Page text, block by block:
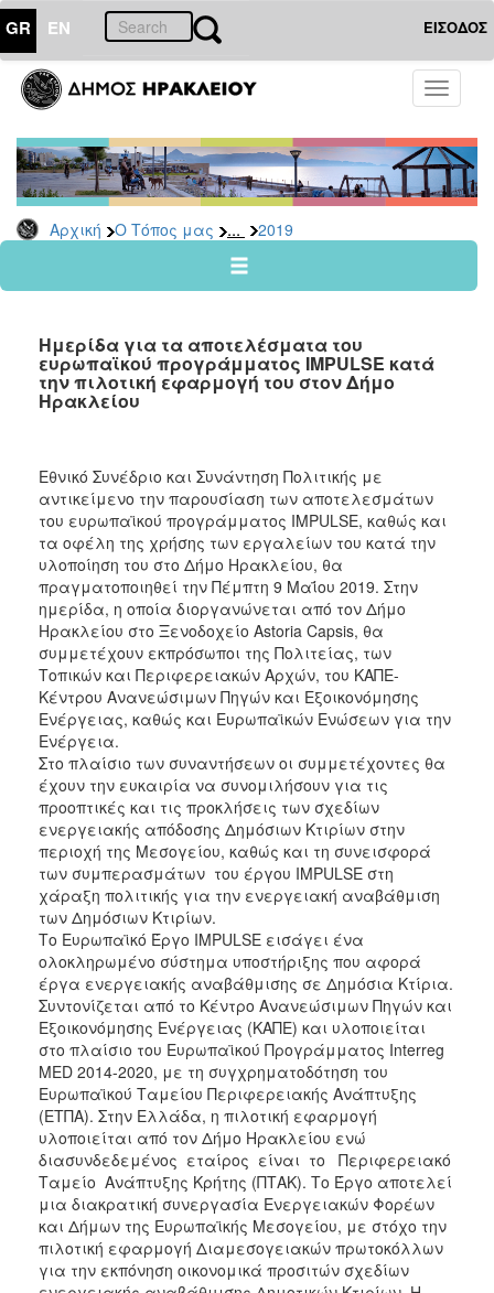
GR EN ΕΙΣΟΔΟΣ
Toggle
Αρχική Ο Τόπος μας ... 2019
ΤΟΠΟΣ
ΜΑΣ
Ανακοινώσεις
Αρχείο
2026
2024
2022
2021
2018
2017
2016
2015
2012
2011
ΔΗΜΟΣ
ΠΟΛΙΤΙΣΜΟΣ
ΑΝΘΕΚΤΙΚΗ
ΠΟΛΗ
Ημερίδα για τα αποτελέσματα του
ευρωπαϊκού προγράμματος IMPULSE κατά
την πιλοτική εφαρμογή του στον Δήμο
Ηρακλείου
Εθνικό Συνέδριο και Συνάντηση Πολιτικής με
αντικείμενο την παρουσίαση των αποτελεσμάτων
του ευρωπαϊκού προγράμματος IMPULSE, καθώς και
τα οφέλη της χρήσης των εργαλείων του κατά την
υλοποίηση του στο Δήμο Ηρακλείου, θα
πραγματοποιηθεί την Πέμπτη 9 Μαΐου 2019. Στην
ημερίδα, η οποία διοργανώνεται από τον Δήμο
Ηρακλείου στο Ξενοδοχείο Astoria Capsis, θα
συμμετέχουν εκπρόσωποι της Πολιτείας, των
Τοπικών και Περιφερειακών Αρχών, του ΚΑΠΕ-
Κέντρου Ανανεώσιμων Πηγών και Εξοικονόμησης
Ενέργειας, καθώς και Ευρωπαϊκών Ενώσεων για την
Ενέργεια.
Στο πλαίσιο των συναντήσεων οι συμμετέχοντες θα
έχουν την ευκαιρία να συνομιλήσουν για τις
προοπτικές και τις προκλήσεις των σχεδίων
ενεργειακής απόδοσης Δημόσιων Κτιρίων στην
περιοχή της Μεσογείου, καθώς και τη συνεισφορά
των συμπερασμάτων του έργου IMPULSE στη
χάραξη πολιτικής για την ενεργειακή αναβάθμιση
των Δημόσιων Κτιρίων.
Το Ευρωπαϊκό Έργο IMPULSE εισάγει ένα
ολοκληρωμένο σύστημα υποστήριξης που αφορά
έργα ενεργειακής αναβάθμισης σε Δημόσια Κτίρια.
Συντονίζεται από το Κέντρο Ανανεώσιμων Πηγών και
Εξοικονόμησης Ενέργειας (ΚΑΠΕ) και υλοποιείται
στο πλαίσιο του Ευρωπαϊκού Προγράμματος Interreg
MED 2014-2020, με τη συγχρηματοδότηση του
Ευρωπαϊκού Ταμείου Περιφερειακής Ανάπτυξης
(ΕΤΠΑ). Στην Ελλάδα, η πιλοτική εφαρμογή
υλοποιείται από τον Δήμο Ηρακλείου ενώ
διασυνδεδεμένος εταίρος είναι το Περιφερειακό
Ταμείο Ανάπτυξης Κρήτης (ΠΤΑΚ). Το Έργο αποτελεί
μια διακρατική συνεργασία Ενεργειακών Φορέων
και Δήμων της Ευρωπαϊκής Μεσογείου, με στόχο την
πιλοτική εφαρμογή Διαμεσογειακών πρωτοκόλλων
για την εκπόνηση οικονομικά προσιτών σχεδίων